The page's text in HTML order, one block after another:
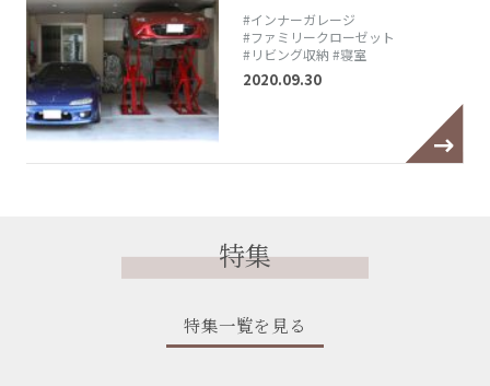
#インナーガレージ
#ファミリークローゼット
#リビング収納 #寝室
2020.09.30
特集
特集一覧を見る